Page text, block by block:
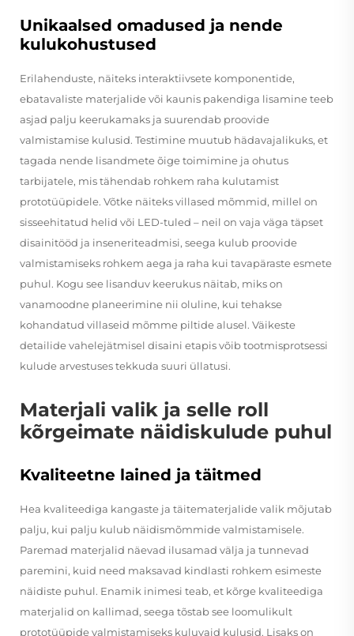
Unikaalsed omadused ja nende
kulukohustused
Erilahenduste, näiteks interaktiivsete komponentide,
ebatavaliste materjalide või kaunis pakendiga lisamine teeb
asjad palju keerukamaks ja suurendab proovide
valmistamise kulusid. Testimine muutub hädavajalikuks, et
tagada nende lisandmete õige toimimine ja ohutus
tarbijatele, mis tähendab rohkem raha kulutamist
prototüüpidele. Võtke näiteks villased mõmmid, millel on
sisseehitatud helid või LED-tuled – neil on vaja väga täpset
disainitööd ja inseneriteadmisi, seega kulub proovide
valmistamiseks rohkem aega ja raha kui tavapäraste esmete
puhul. Kogu see lisanduv keerukus näitab, miks on
vanamoodne planeerimine nii oluline, kui tehakse
kohandatud villaseid mõmme piltide alusel. Väikeste
detailide vahelejätmisel disaini etapis võib tootmisprotsessi
kulude arvestuses tekkuda suuri üllatusi.
Materjali valik ja selle roll
kõrgeimate näidiskulude puhul
Kvaliteetne lained ja täitmed
Hea kvaliteediga kangaste ja täitematerjalide valik mõjutab
palju, kui palju kulub näidismõmmide valmistamisele.
Paremad materjalid näevad ilusamad välja ja tunnevad
paremini, kuid need maksavad kindlasti rohkem esimeste
näidiste puhul. Enamik inimesi teab, et kõrge kvaliteediga
materjalid on kallimad, seega tõstab see loomulikult
prototüüpide valmistamiseks kuluvaid kulusid. Lisaks on